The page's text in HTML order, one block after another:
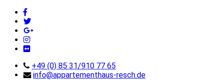
+49 (0) 85 31/910 77 65
info@appartementhaus-resch.de